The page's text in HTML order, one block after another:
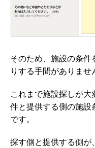
そのため、施設の条件
りする手間がありませ
これまで施設探しが
件と提供する側の施設
です。
探す側と提供する側が